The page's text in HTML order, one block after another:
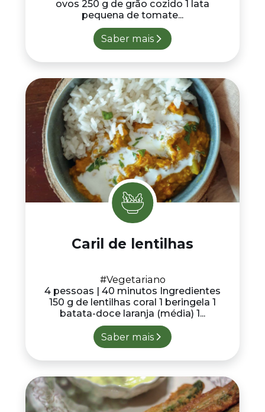
ovos 250 g de grão cozido 1 lata
pequena de tomate...
Saber mais
Caril de lentilhas
#Vegetariano
4 pessoas | 40 minutos Ingredientes
150 g de lentilhas coral 1 beringela 1
batata-doce laranja (média) 1...
Saber mais